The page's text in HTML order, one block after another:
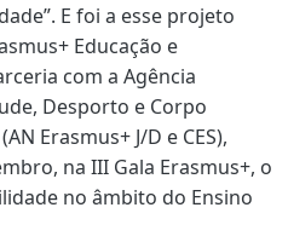
E foi a esse projeto
Educação e
com a Agência
Desporto e Corpo
Erasmus+ J/D e CES),
na III Gala Erasmus+, o
no âmbito do Ensino